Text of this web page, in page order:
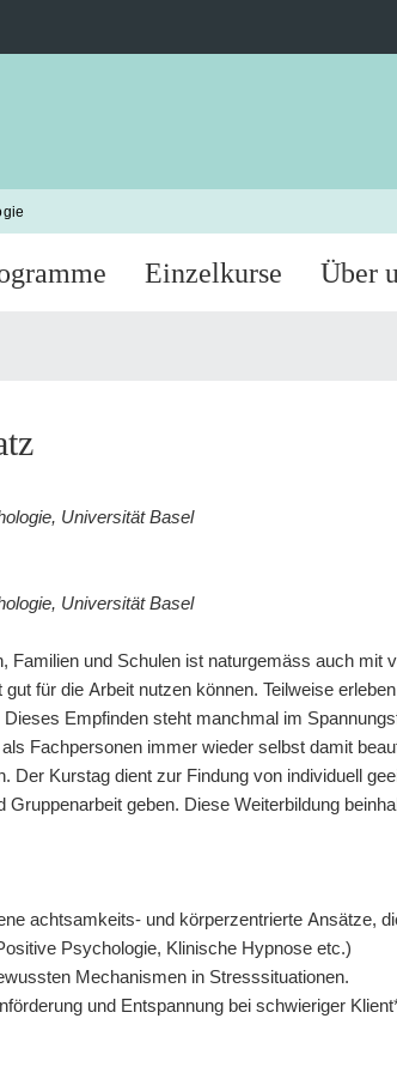
Einzelkurse Über
Universität Basel
Universität Basel
Familien und Schulen ist naturgemäss auch mit
für die Arbeit nutzen können. Teilweise
Empfinden steht manchmal im
Fachpersonen immer wieder selbst damit
Der Kurstag dient zur Findung von individuell
geben. Diese Weiterbildung
achtsamkeits- und körperzentrierte Ansätze,
Psychologie, Klinische Hypnose etc.)
Mechanismen in Stresssituationen.
und Entspannung bei schwieriger